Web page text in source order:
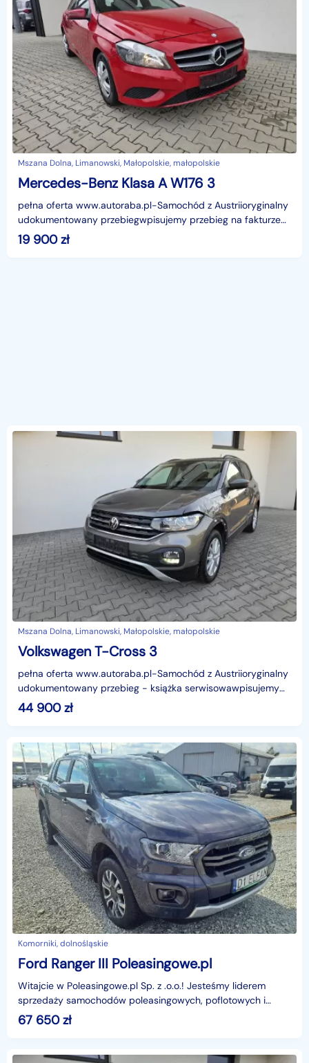
Mszana Dolna, Limanowski, Małopolskie, małopolskie
Mercedes-Benz Klasa A W176 3
pełna oferta www.autoraba.pl-Samochód z Austriioryginalny
udokumentowany przebiegwpisujemy przebieg na fakturze-
klimatyzacjakamera cofaniatempomatwielofunkcyjna
19 900zł
Mszana Dolna, Limanowski, Małopolskie, małopolskie
Volkswagen T-Cross 3
pełna oferta www.autoraba.pl-Samochód z Austriioryginalny
udokumentowany przebieg - książka serwisowawpisujemy
przebieg na fakturze-BARDZO BOGATE WYPOSAŻENIEkam
44 900zł
Komorniki, dolnośląskie
Ford Ranger III Poleasingowe.pl
Witajcie w Poleasingowe.pl Sp. z .o.o.! Jesteśmy liderem
sprzedaży samochodów poleasingowych, poflotowych i
powindykacyjnych.Mamy dla was świetną okazję! Zobacz
67 650zł